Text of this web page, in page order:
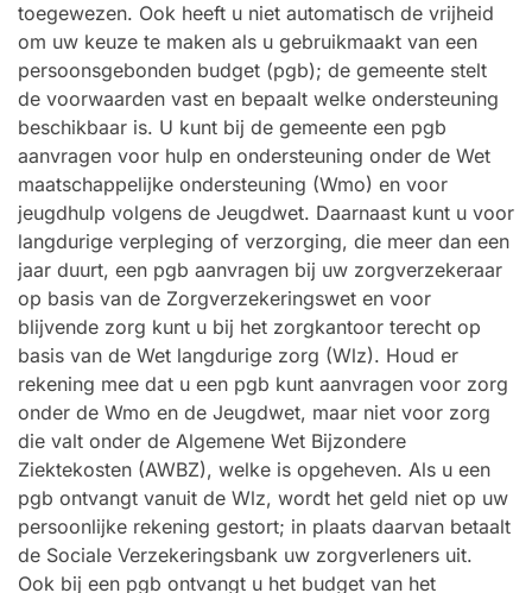
toegewezen. Ook heeft u niet automatisch de vrijheid
om uw keuze te maken als u gebruikmaakt van een
persoonsgebonden budget (pgb); de gemeente stelt
de voorwaarden vast en bepaalt welke ondersteuning
beschikbaar is. U kunt bij de gemeente een pgb
aanvragen voor hulp en ondersteuning onder de Wet
maatschappelijke ondersteuning (Wmo) en voor
jeugdhulp volgens de Jeugdwet. Daarnaast kunt u voor
langdurige verpleging of verzorging, die meer dan een
jaar duurt, een pgb aanvragen bij uw zorgverzekeraar
op basis van de Zorgverzekeringswet en voor
blijvende zorg kunt u bij het zorgkantoor terecht op
basis van de Wet langdurige zorg (Wlz). Houd er
rekening mee dat u een pgb kunt aanvragen voor zorg
onder de Wmo en de Jeugdwet, maar niet voor zorg
die valt onder de Algemene Wet Bijzondere
Ziektekosten (AWBZ), welke is opgeheven. Als u een
pgb ontvangt vanuit de Wlz, wordt het geld niet op uw
persoonlijke rekening gestort; in plaats daarvan betaalt
de Sociale Verzekeringsbank uw zorgverleners uit.
Ook bij een pgb ontvangt u het budget van het